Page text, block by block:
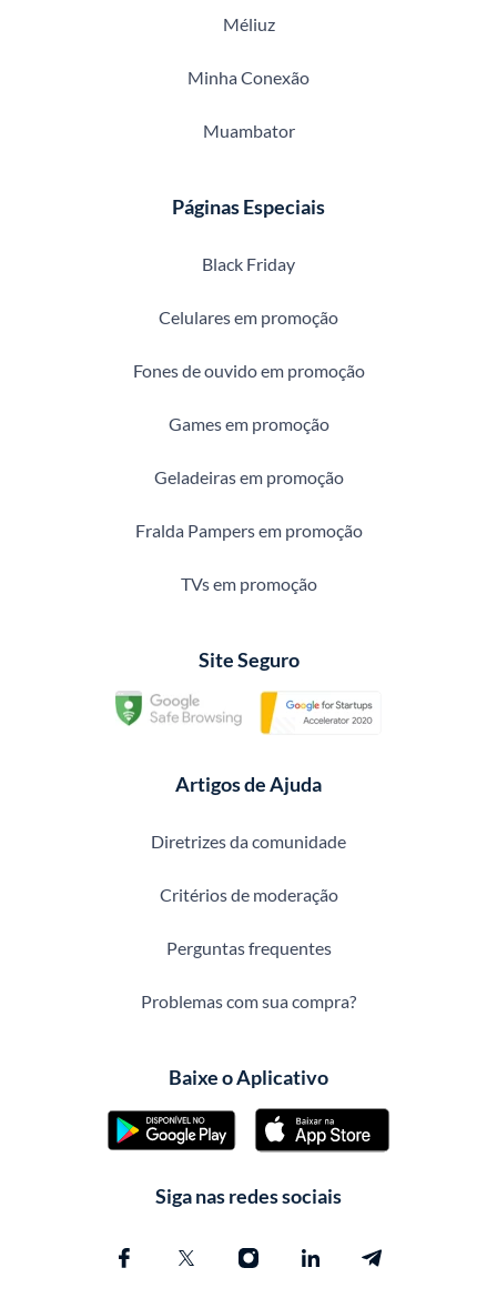
Méliuz
Minha Conexão
Muambator
Páginas Especiais
Black Friday
Celulares em promoção
Fones de ouvido em promoção
Games em promoção
Geladeiras em promoção
Fralda Pampers em promoção
TVs em promoção
Site Seguro
Artigos de Ajuda
Diretrizes da comunidade
Critérios de moderação
Perguntas frequentes
Problemas com sua compra?
Baixe o Aplicativo
Siga nas redes sociais